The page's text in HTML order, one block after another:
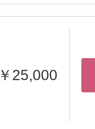
￥25,000